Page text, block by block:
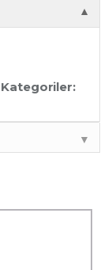
▼
Kategoriler:
▼